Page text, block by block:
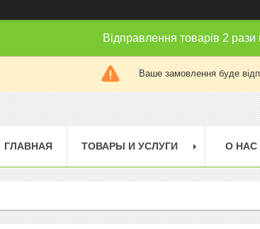
Відправлення товарів 2
Ваше замовлення буде
ГЛАВНАЯ ТОВАРЫ И УСЛУГИ О НАС